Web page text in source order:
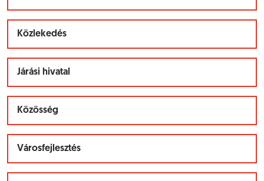
Közlekedés
Járási hivatal
Közösség
Városfejlesztés